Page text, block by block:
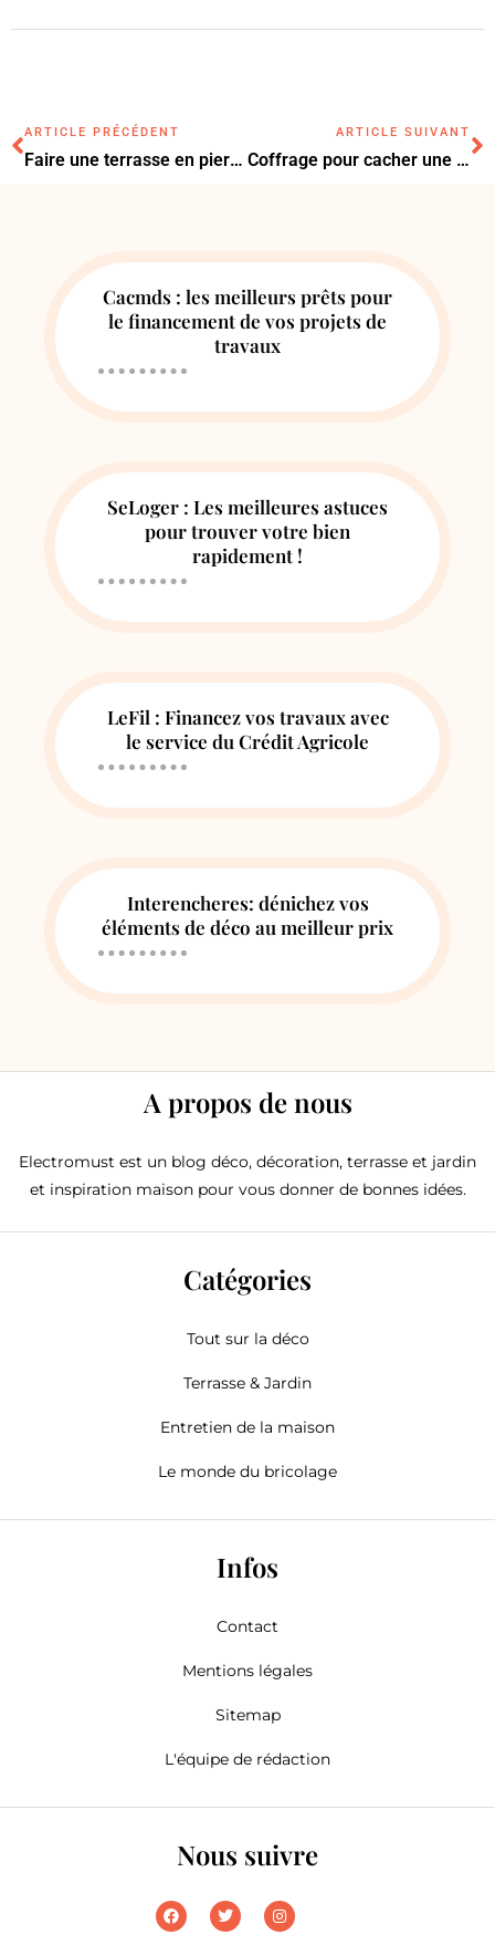
ARTICLE PRÉCÉDENT
Faire une terrasse en pierre naturelle : les étapes à suivre pour un résultat durable
ARTICLE SUIVANT
Coffrage pour cacher une cheminée : les 7 idées pour une déco réussie
Cacmds : les meilleurs prêts pour
le financement de vos projets de
travaux
SeLoger : Les meilleures astuces
pour trouver votre bien
rapidement !
LeFil : Financez vos travaux avec
le service du Crédit Agricole
Interencheres: dénichez vos
éléments de déco au meilleur prix
A propos de nous
Electromust est un blog déco, décoration, terrasse et jardin
et inspiration maison pour vous donner de bonnes idées.
Catégories
Tout sur la déco
Terrasse & Jardin
Entretien de la maison
Le monde du bricolage
Infos
Contact
Mentions légales
Sitemap
L'équipe de rédaction
Nous suivre